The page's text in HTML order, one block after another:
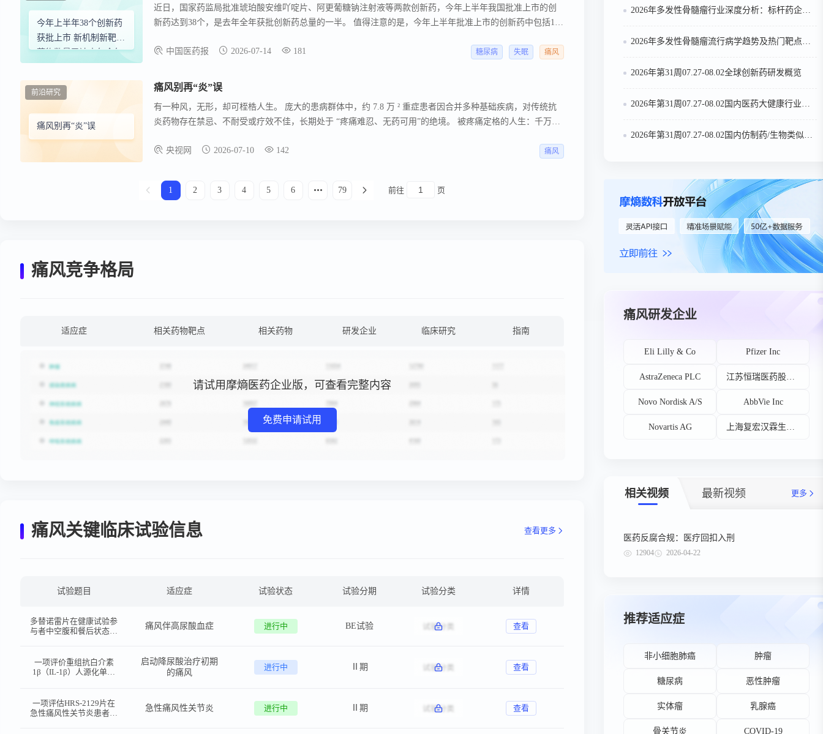
到 2050 年，患者总数将攀升至 7,240 万人，患病率预计达 11% 。
今年上半年38个创新药
获批上市 新机制新靶点
药物数量已达去年全年
近日，国家药监局批准琥珀酸安维吖啶片、阿更葡糖钠注射液等两款创新药，今年上半年我国批准上市的创
新药达到38个，是去年全年获批创新药总量的一半。 值得注意的是，今年上半年批准上市的创新药中包括11
20个化学药品、17个生物制品和1个中药。
中国医药报 2026-07-14 181 糖尿病 失眠 痛风
痛风别再“炎”误
前沿研究 痛风别再“炎”误
有一种风，无形，却可桎梏人生。 庞大的患病群体中，约 7.8 万 ² 重症患者因合并多种基础疾病，对传统抗
炎药物存在禁忌、不耐受或疗效不佳，长期处于 “疼痛难忍、无药可用”的绝境。 被疼痛定格的人生：千万患
央视网
2026-07-10 142 痛风
1 2 3 4 5 6 79 前往 页
痛风竞争格局
适应症 相关药物靶点 相关药物 研发企业 临床研究 指南
请试用摩熵医药企业版，可查看完整内容
免费申请试用
痛风关键临床试验信息 查看更多
试验题目 适应症 试验状态 试验分期 试验分类 详情
多替诺雷片在健康试验参
与者中空腹和餐后状态下
性试验
痛风伴高尿酸血症 进行中 BE试验 查看
一项评价重组抗白介素
1β（IL-1β）人源化单克
初期的痛风参与者中减少
痛风性关节炎急性发作的
启动降尿酸治疗初期
的痛风
进行中 Ⅱ期 查看
一项评估HRS-2129片在
急性痛风性关节炎患者中
急性痛风性关节炎 进行中 Ⅱ期 查看
2026年多发性骨髓瘤行业深度分析：标杆药企案例与技术迭代研判
2026年多发性骨髓瘤流行病学趋势及热门靶点药物市场表现洞察
2026年第31周07.27-08.02全球创新药研发概览
2026年第31周07.27-08.02国内医药大健康行业政策法规汇总
2026年第31周07.27-08.02国内仿制药/生物类似物申报/审批数据分析
痛风研发企业
Eli Lilly & Co Pfizer Inc
AstraZeneca PLC
Novo Nordisk A/S AbbVie Inc
Novartis AG
相关视频 最新视频 更多
医药反腐合规：医疗回扣入刑
12904 2026-04-22
推荐适应症
非小细胞肺癌 肿瘤
糖尿病 恶性肿瘤
实体瘤 乳腺癌
骨关节炎 COVID-19